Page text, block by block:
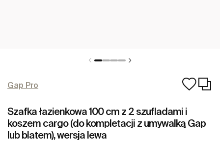
Gap Pro
Szafka łazienkowa 100 cm z 2 szufladami i
koszem cargo (do kompletacji z umywalką Gap
lub blatem), wersja lewa